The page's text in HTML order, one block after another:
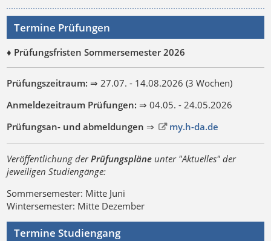
Termine Prüfungen
♦ Prüfungsfristen Sommersemester 2026
Prüfungszeitraum:⇒ 27.07. - 14.08.2026 (3 Wochen)
Anmeldezeitraum Prüfungen: ⇒ 04.05. - 24.05.2026
Prüfungsan- und abmeldungen ⇒ my.h-da.de
Veröffentlichung derPrüfungspläne unter "Aktuelles" der
jeweiligen Studiengänge:
Sommersemester: Mitte Juni
Wintersemester: Mitte Dezember
Termine Studiengang